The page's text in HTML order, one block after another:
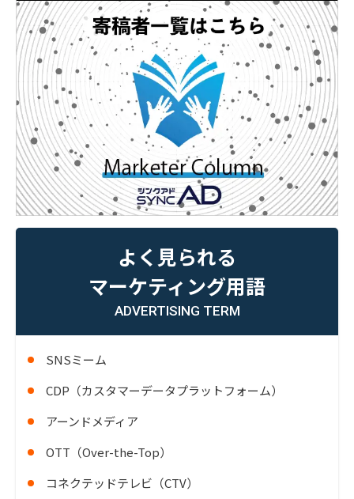
よく見られる
マーケティング用語
ADVERTISING TERM
SNSミーム
CDP（カスタマーデータプラットフォーム）
アーンドメディア
OTT（Over-the-Top）
コネクテッドテレビ（CTV）